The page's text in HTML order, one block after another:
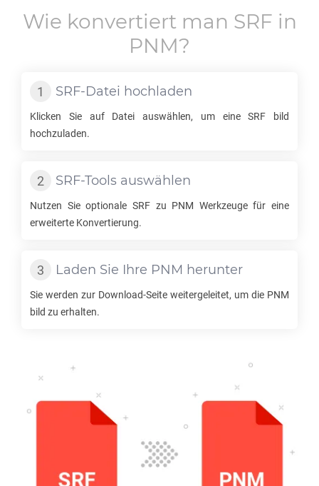
Wie konvertiert man SRF in
PNM?
SRF-Datei hochladen
Klicken Sie auf Datei auswählen, um eineSRF bild
hochzuladen.
SRF-Tools auswählen
Nutzen Sie optionale SRFzu PNM Werkzeuge für eine
erweiterte Konvertierung.
Laden Sie Ihre PNM herunter
Sie werden zur Download-Seite weitergeleitet, um die PNM
bild zu erhalten.